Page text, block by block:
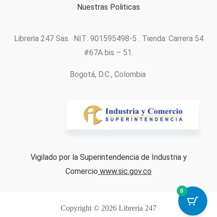
Nuestras Politicas
Libreria 247 Sas. NIT: 901595498-5 . Tienda: Carrera 54
#67A bis – 51.
Bogotá, D.C., Colombia
Vigilado por la Superintendencia de Industria y
Comercio www.sic.gov.co
Copyright © 2026 Libreria 247
0